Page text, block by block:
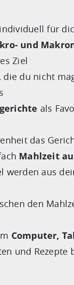
individuell für
und
Ziel
, die du nicht
als
das
Mahlzeit
werden aus
den
Computer,
und Rezepte